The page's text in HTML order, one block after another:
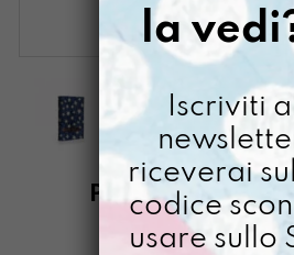
PORTA
la
Iscriviti
riceverai
codice
usare sullo